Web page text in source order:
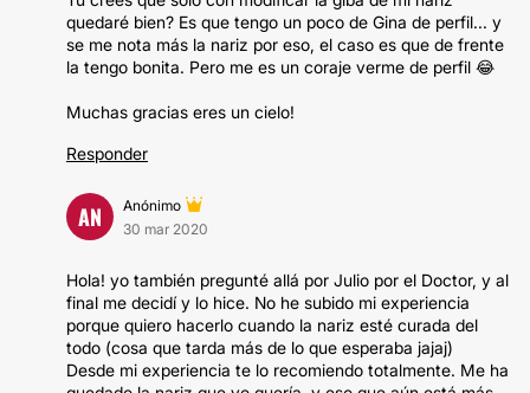
quedaré bien? Es que tengo un poco de Gina de perfil... y
se me nota más la nariz por eso, el caso es que de frente
la tengo bonita. Pero me es un coraje verme de perfil 😂
Muchas gracias eres un cielo!
Responder
AN
Anónimo
30 mar 2020
Hola! yo también pregunté allá por Julio por el Doctor, y al
final me decidí y lo hice. No he subido mi experiencia
porque quiero hacerlo cuando la nariz esté curada del
todo (cosa que tarda más de lo que esperaba jajaj)
Desde mi experiencia te lo recomiendo totalmente. Me ha